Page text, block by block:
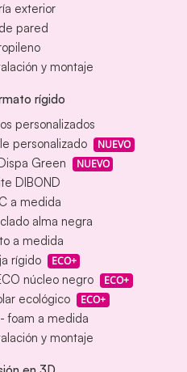
exterior
pared
y montaje
rígido
personalizados
personalizado
NUEVO
Green NUEVO
DIBOND
a medida
alma negra
a medida
rígido
ECO+
núcleo negro ECO+
ecológico ECO+
foam a medida
y montaje